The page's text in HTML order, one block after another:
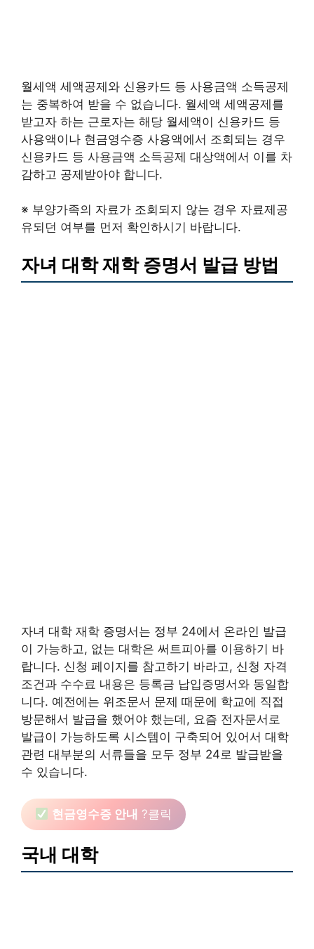
월세액 세액공제와 신용카드 등 사용금액 소득공제
는 중복하여 받을 수 없습니다. 월세액 세액공제를
받고자 하는 근로자는 해당 월세액이 신용카드 등
사용액이나 현금영수증 사용액에서 조회되는 경우
신용카드 등 사용금액 소득공제 대상액에서 이를 차
감하고 공제받아야 합니다.
※ 부양가족의 자료가 조회되지 않는 경우 자료제공
유되던 여부를 먼저 확인하시기 바랍니다.
자녀 대학 재학 증명서 발급 방법
자녀 대학 재학 증명서는 정부 24에서 온라인 발급
이 가능하고, 없는 대학은 써트피아를 이용하기 바
랍니다. 신청 페이지를 참고하기 바라고, 신청 자격
조건과 수수료 내용은 등록금 납입증명서와 동일합
니다. 예전에는 위조문서 문제 때문에 학교에 직접
방문해서 발급을 했어야 했는데, 요즘 전자문서로
발급이 가능하도록 시스템이 구축되어 있어서 대학
관련 대부분의 서류들을 모두 정부 24로 발급받을
수 있습니다.
현금영수증 안내 ?클릭
국내 대학